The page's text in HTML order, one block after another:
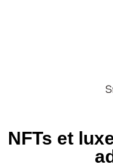
NFTs et